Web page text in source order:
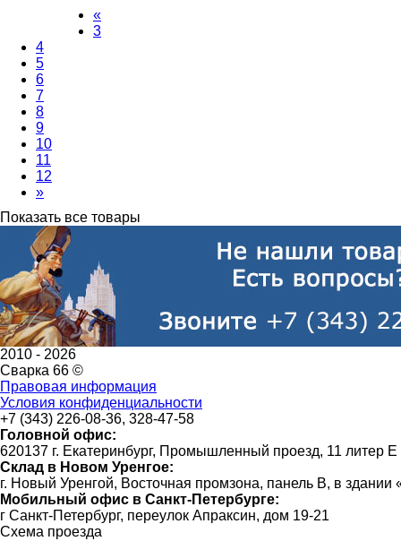
«
3
4
5
6
7
8
9
10
11
12
»
Показать все товары
2010 - 2026
Сварка 66 ©
Правовая информация
Условия конфиденциальности
+7 (343) 226-08-36, 328-47-58
Головной офис:
620137 г. Екатеринбург, Промышленный проезд, 11 литер Е
Склад в Новом Уренгое:
г. Новый Уренгой, Восточная промзона, панель В, в
Мобильный офис в Санкт-Петербурге:
г Санкт-Петербург, переулок Апраксин, дом 19-21
Схема проезда